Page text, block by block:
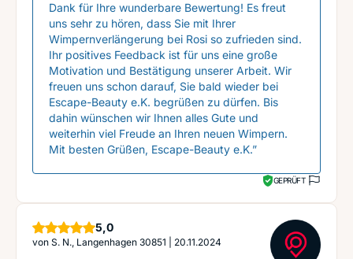
Dank für Ihre wunderbare Bewertung! Es freut
uns sehr zu hören, dass Sie mit Ihrer
Wimpernverlängerung bei Rosi so zufrieden sind.
Ihr positives Feedback ist für uns eine große
Motivation und Bestätigung unserer Arbeit. Wir
freuen uns schon darauf, Sie bald wieder bei
Escape-Beauty e.K. begrüßen zu dürfen. Bis
dahin wünschen wir Ihnen alles Gute und
weiterhin viel Freude an Ihren neuen Wimpern.
Mit besten Grüßen, Escape-Beauty e.K.”
GEPRÜFT
5,0Sterne
von S. N., Langenhagen 30851 20.11.2024